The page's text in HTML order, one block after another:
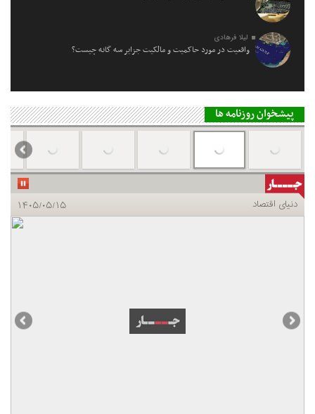
لیلا فرهادی
واقعیت در مورد حاکمیت و مالکیت جزایر سه گانه چیست؟
پیشخوان روزنامه ها